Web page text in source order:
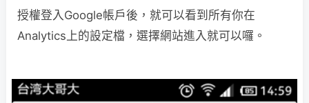
授權登入Google帳戶後，就可以看到所有你在
Analytics上的設定檔，選擇網站進入就可以囉。